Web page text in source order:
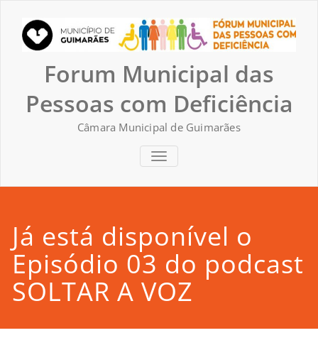
content
Forum Municipal das
Pessoas com Deficiência
Câmara Municipal de Guimarães
TOGGLE NAVIGATION
Já está disponível o
Episódio 03 do podcast
SOLTAR A VOZ